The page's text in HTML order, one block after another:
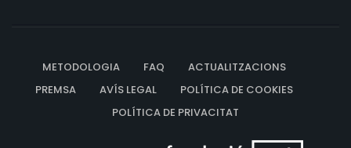
METODOLOGIA FAQ
ACTUALITZACIONS
PREMSA
AVÍS LEGAL
POLÍTICA DE COOKIES
POLÍTICA DE PRIVACITAT